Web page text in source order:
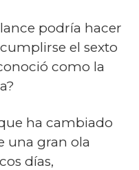
podría hacer
el sexto
como la
ha cambiado
una gran ola
días,